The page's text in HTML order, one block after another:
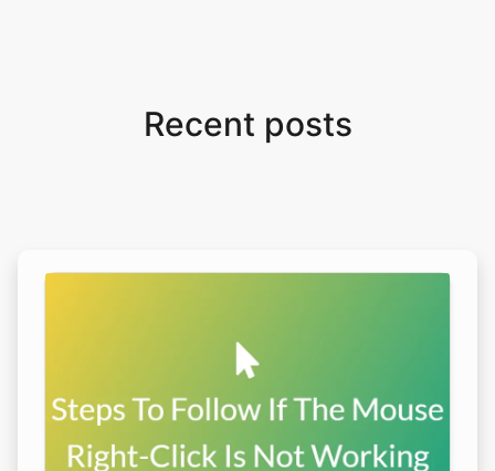
Recent posts